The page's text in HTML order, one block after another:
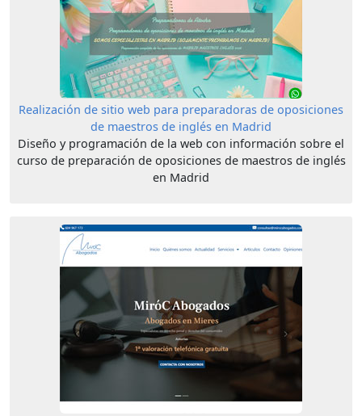
Realización de sitio web para preparadoras de oposiciones
de maestros de inglés en Madrid
Diseño y programación de la web con información sobre el
curso de preparación de oposiciones de maestros de inglés
en Madrid